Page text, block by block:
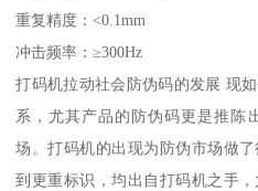
重复精度：<0.1mm
冲击频率：≥300Hz
打码机拉动社会防伪码的发展 现
系，尤其产品的防伪码更是推陈
场。打码机的出现为防伪市场做
到更重标识，均出自打码机之手